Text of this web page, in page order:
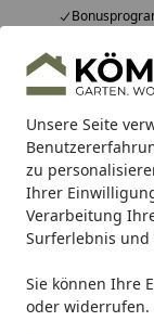
Unsere Seite
zu
Ihrer
Verarbeitung
Surferlebnis und
Sie können Ihre
oder widerrufen.
Hotline07051 / 9 22 22
Mo-Fr. 8-16 Uhr
Alle Produkte
Alle
Garten